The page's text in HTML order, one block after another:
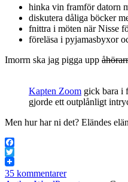
hinka vin framför datorn
diskutera dåliga böcker
fnittra i möten när Nisse
föreläsa i pyjamasbyxor
Imorrn ska jag pigga upp
Kapten Zoom gick bara i
gjorde ett outplånligt
Men hur har ni det? Eländes
Facebook
Twitter
35 kommentarer